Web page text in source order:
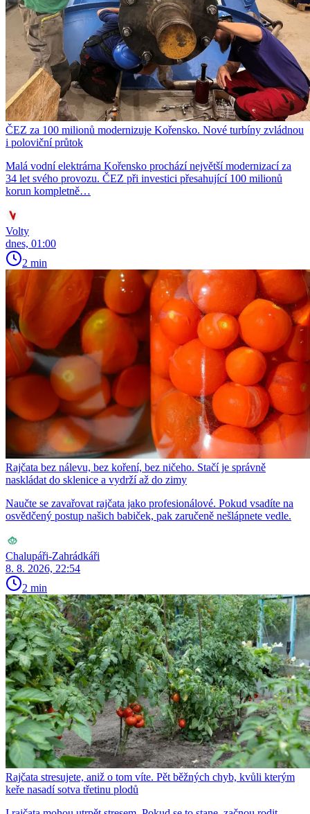
ČEZ za 100 milionů modernizuje Kořensko. Nové turbíny zvládnou
i poloviční průtok
Malá vodní elektrárna Kořensko prochází největší modernizací za
34 let svého provozu. ČEZ při investici přesahující 100 milionů
korun kompletně…
Volty
dnes, 01:00
2 min
Rajčata bez nálevu, bez koření, bez ničeho. Stačí je správně
naskládat do sklenice a vydrží až do zimy
Naučte se zavařovat rajčata jako profesionálové. Pokud vsadíte na
osvědčený postup našich babiček, pak zaručeně nešlápnete vedle.
Chalupáři-Zahrádkáři
8. 8. 2026, 22:54
2 min
Rajčata stresujete, aniž o tom víte. Pět běžných chyb, kvůli kterým
keře nasadí sotva třetinu plodů